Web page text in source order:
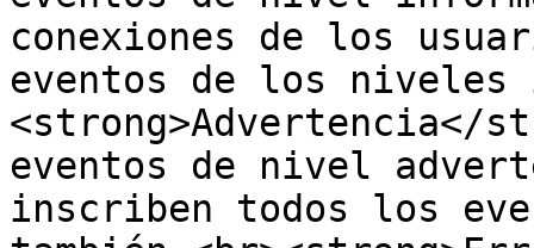
conexiones de los
eventos de los niveles
<strong>Advertencia</
eventos de nivel
inscriben todos los